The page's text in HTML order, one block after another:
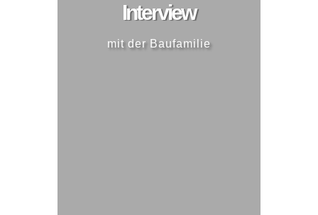
Interview
mit der Baufamilie